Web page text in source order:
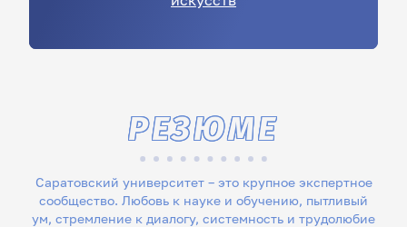
Саратовский университет – это крупное экспертное
сообщество. Любовь к науке и обучению, пытливый
ум, стремление к диалогу, системность и трудолюбие
РЕЗЮМЕ